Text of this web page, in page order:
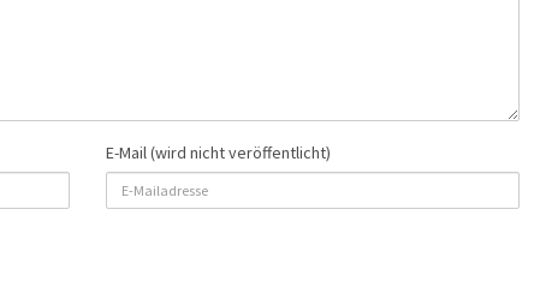
E-Mail (wird nicht veröffentlicht)